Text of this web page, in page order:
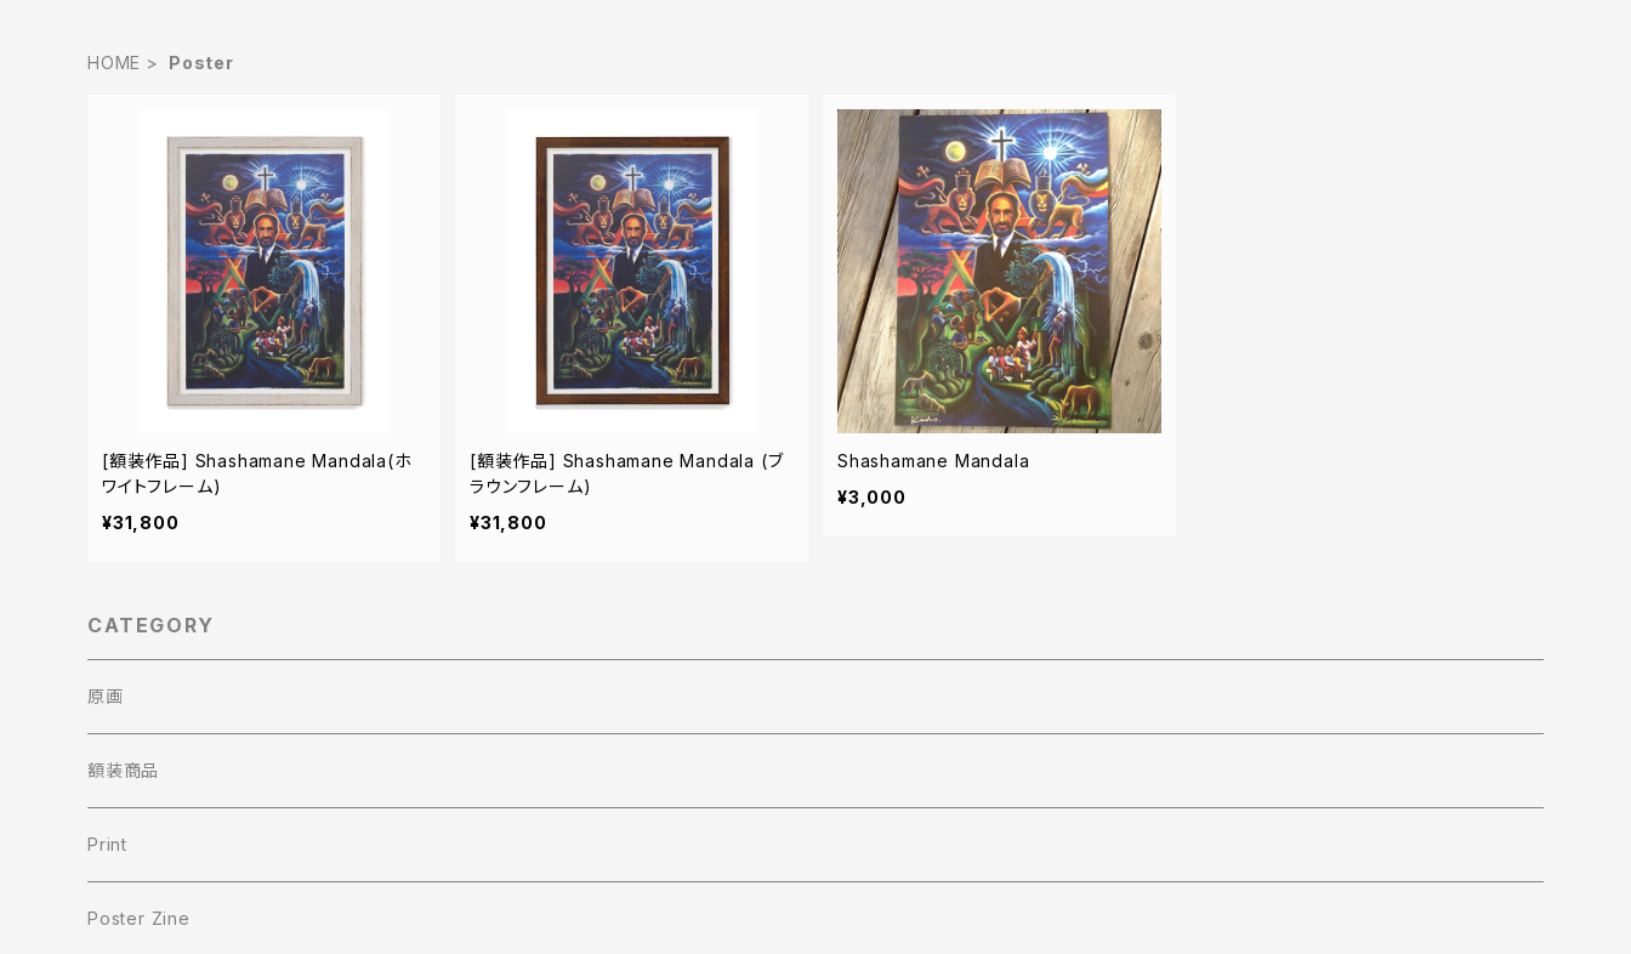
HOME Poster
[額装作品] Shashamane Mandala(ホ
ワイトフレーム)
¥31,800
[額装作品] Shashamane Mandala (ブ
ラウンフレーム)
¥31,800
Shashamane Mandala
¥3,000
CATEGORY
原画
額装商品
Print
Poster Zine